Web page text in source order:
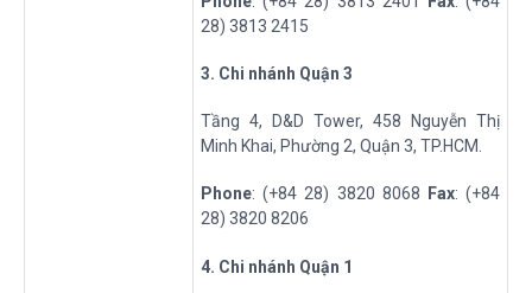
28) 3813 2415
3. Chi nhánh Quận 3
Tầng 4, D&D Tower, 458 Nguyễn Thị
Minh Khai, Phường 2, Quận 3, TP.HCM.
Phone: (+84 28) 3820 8068 Fax: (+84
28) 3820 8206
4. Chi nhánh Quận 1